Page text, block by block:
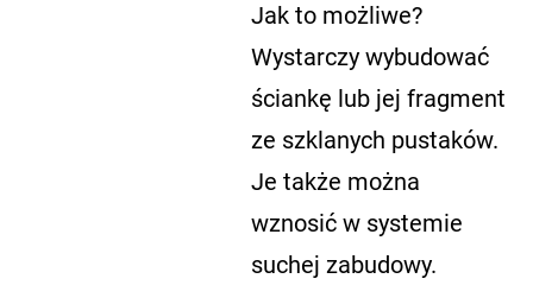
Jak to możliwe?
Wystarczy wybudować
ściankę lub jej fragment
ze szklanych pustaków.
Je także można
wznosić w systemie
suchej zabudowy.